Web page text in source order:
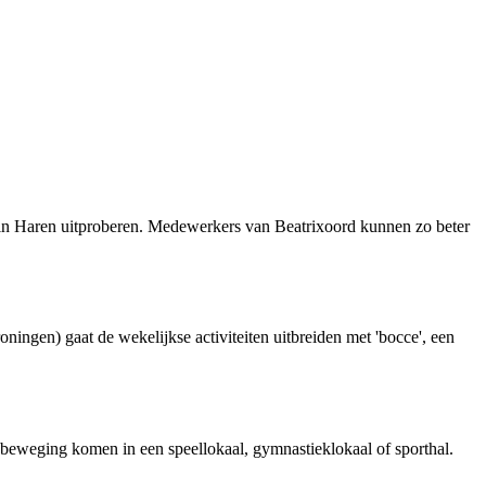
Haren uitproberen. Medewerkers van Beatrixoord kunnen zo beter
gaat de wekelijkse activiteiten uitbreiden met 'bocce', een
komen in een speellokaal, gymnastieklokaal of sporthal.